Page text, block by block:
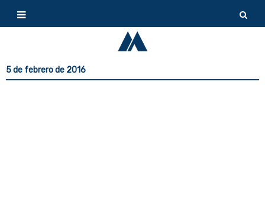
5 de febrero de 2016